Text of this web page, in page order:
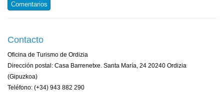
Comentarios
Contacto
Oficina de Turismo de Ordizia
Dirección postal: Casa Barrenetxe. Santa María, 24 20240 Ordizia
(Gipuzkoa)
Teléfono: (+34) 943 882 290